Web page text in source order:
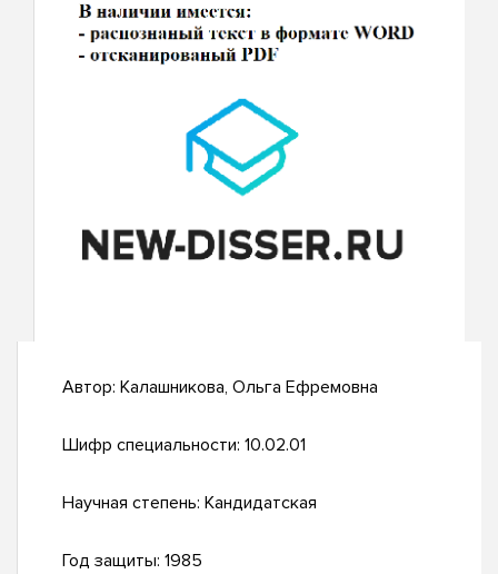
Автор: Калашникова, Ольга Ефремовна
Шифр специальности: 10.02.01
Научная степень: Кандидатская
Год защиты: 1985